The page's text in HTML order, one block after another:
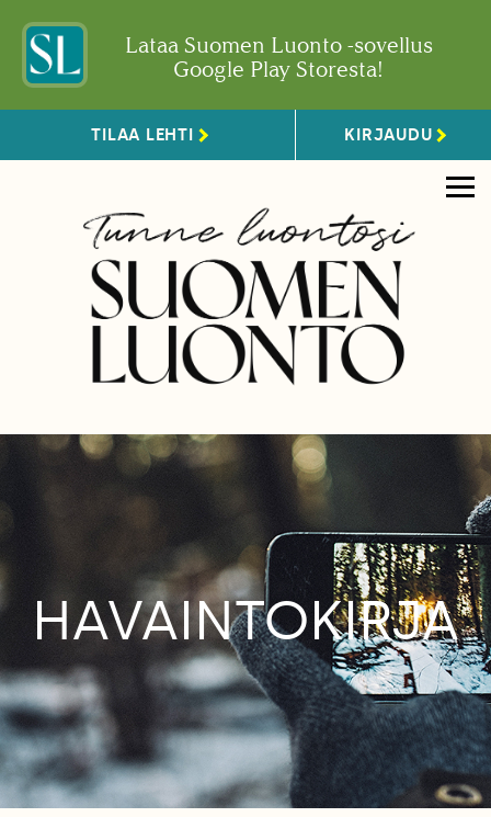
Lataa Suomen Luonto -sovellus
Google Play Storesta!
TILAA LEHTI KIRJAUDU
HAVAINTOKIRJA